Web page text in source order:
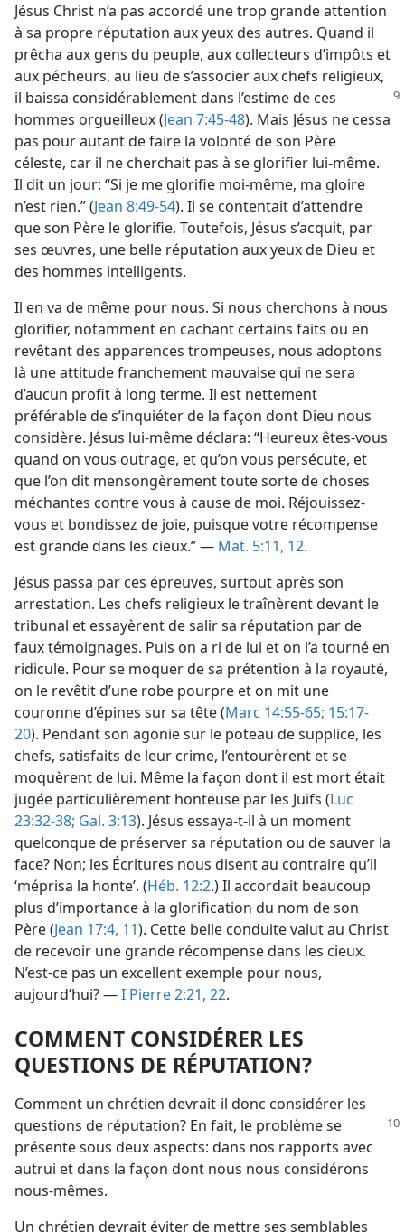
Jésus Christ n’a pas accordé une trop grande attention
à sa propre réputation aux yeux des autres. Quand il
prêcha aux gens du peuple, aux collecteurs d’impôts et
aux pécheurs, au lieu de s’associer aux chefs religieux,
il baissa considérablementdans l’estime de ces
hommes orgueilleux (Jean 7:45-48). Mais Jésus ne cessa
pas pour autant de faire la volonté de son Père
céleste, car il ne cherchait pas à se glorifier lui-​même.
Il dit un jour: “Si je me glorifie moi-​même, ma gloire
n’est rien.” (Jean 8:49-54). Il se contentait d’attendre
que son Père le glorifie. Toutefois, Jésus s’acquit, par
ses œuvres, une belle réputation aux yeux de Dieu et
des hommes intelligents.
Il en va de même pour nous. Si nous cherchons à nous
glorifier, notamment en cachant certains faits ou en
revêtant des apparences trompeuses, nous adoptons
là une attitude franchement mauvaise qui ne sera
d’aucun profit à long terme. Il est nettement
préférable de s’inquiéter de la façon dont Dieu nous
considère. Jésus lui-​même déclara: “Heureux êtes-​vous
quand on vous outrage, et qu’on vous persécute, et
que l’on dit mensongèrement toute sorte de choses
méchantes contre vous à cause de moi. Réjouissez-​
vous et bondissez de joie, puisque votre récompense
est grande dans les cieux.” — Mat. 5:11, 12.
Jésus passa par ces épreuves, surtout après son
arrestation. Les chefs religieux le traînèrent devant le
tribunal et essayèrent de salir sa réputation par de
faux témoignages. Puis on a ri de lui et on l’a tourné en
ridicule. Pour se moquer de sa prétention à la royauté,
on le revêtit d’une robe pourpre et on mit une
couronne d’épines sur sa tête (Marc 14:55-65; 15:17-
20). Pendant son agonie sur le poteau de supplice, les
chefs, satisfaits de leur crime, l’entourèrent et se
moquèrent de lui. Même la façon dont il est mort était
jugée particulièrement honteuse par les Juifs (Luc
23:32-38; Gal. 3:13). Jésus essaya-​t-​il à un moment
quelconque de préserver sa réputation ou de sauver la
face? Non; les Écritures nous disent au contraire qu’il
‘méprisa la honte’. (Héb. 12:2.) Il accordait beaucoup
plus d’importance à la glorification du nom de son
Père (Jean 17:4, 11). Cette belle conduite valut au Christ
de recevoir une grande récompense dans les cieux.
N’est-​ce pas un excellent exemple pour nous,
aujourd’hui? —I Pierre 2:21, 22.
COMMENT CONSIDÉRER LES
QUESTIONS DE RÉPUTATION?
Comment un chrétien devrait-​il donc considérer les
questions de réputation? En fait, le problèmese
présente sous deux aspects: dans nos rapports avec
autrui et dans la façon dont nous nous considérons
nous-​mêmes.
Un chrétien devrait éviter de mettre ses semblables